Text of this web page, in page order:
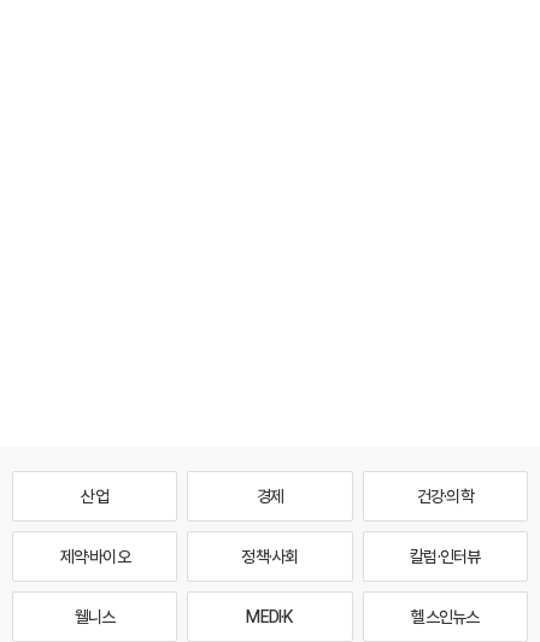
산업 경제 건강·의학
제약·바이오 정책·사회 칼럼·인터뷰
웰니스 MEDI·K 헬스인뉴스